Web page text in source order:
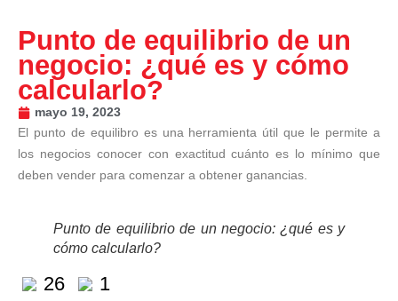
Punto de equilibrio de un
negocio: ¿qué es y cómo
calcularlo?
mayo 19, 2023
El punto de equilibro es una herramienta útil que le permite a
los negocios conocer con exactitud cuánto es lo mínimo que
deben vender para comenzar a obtener ganancias.
Punto de equilibrio de un negocio: ¿qué es y
cómo calcularlo?
26 1